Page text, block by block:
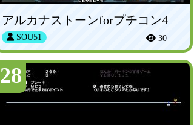
アルカナストーンforプチコン4
SOU51 30
28